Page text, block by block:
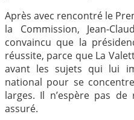
Après avec rencontré le
la Commission, Jean-
convaincu que la
réussite, parce que La
avant les sujets qui lui
national pour se
larges. Il n’espère pas
assuré.